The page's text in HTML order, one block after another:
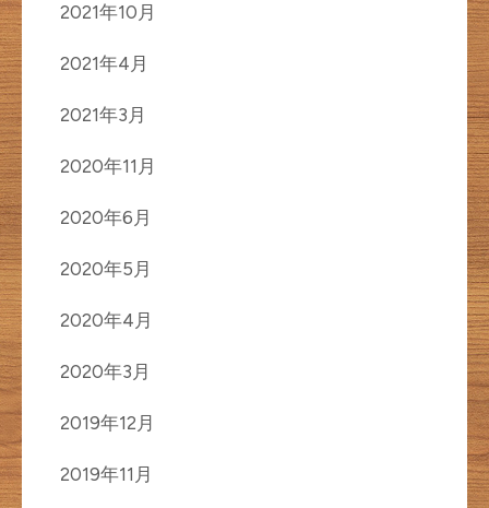
2021年10月
2021年4月
2021年3月
2020年11月
2020年6月
2020年5月
2020年4月
2020年3月
2019年12月
2019年11月